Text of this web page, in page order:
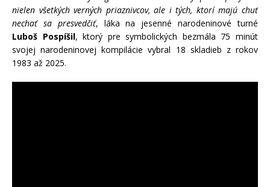
nielen všetkých verných priaznivcov, ale i tých, ktorí majú chuť
nechať sa presvedčiť, láka na jesenné narodeninové turné
Luboš Pospíšil, ktorý pre symbolických bezmála 75 minút
svojej narodeninovej kompilácie vybral 18 skladieb z rokov
1983 až 2025.